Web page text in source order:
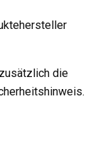
die